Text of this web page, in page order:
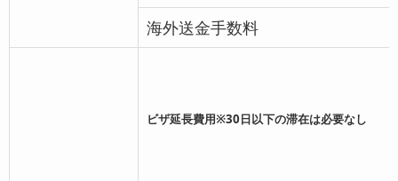
海外送金手数料
ビザ延長費用※30日以下の滞在は必要なし